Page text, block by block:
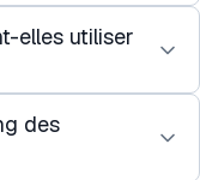
est lente et
à l'aide
quelques
elles utiliser
de marché. Les
des